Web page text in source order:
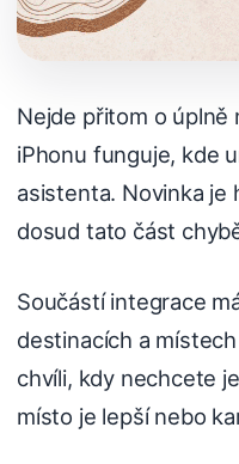
Nejde přitom o úplně
iPhonu funguje, kde
asistenta. Novinka je
dosud tato část
Součástí integrace
destinacích a
chvíli, kdy nechcete
místo je lepší nebo